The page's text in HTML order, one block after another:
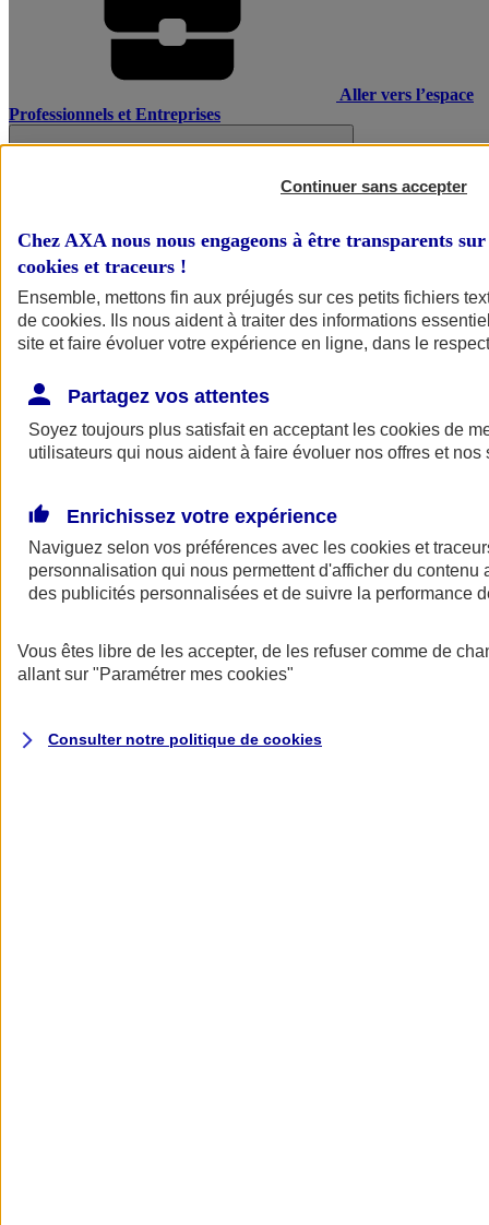
Aller vers l’espace
Professionnels et Entreprises
AXA Assurance
Continuer sans accepter
Chez AXA nous nous engageons à être transparents
cookies et traceurs !
Ensemble, mettons fin aux préjugés sur ces petits fichiers
de cookies. Ils nous aident à traiter des informations
site et faire évoluer votre expérience en ligne, dans le
Partagez vos attentes
Soyez toujours plus satisfait en acceptant les cookies de
utilisateurs qui nous aident à faire évoluer nos offres et nos
Enrichissez votre expérience
Naviguez selon vos préférences avec les cookies et
personnalisation qui nous permettent d'afficher du contenu
des publicités personnalisées et de suivre la performance
Vous êtes libre de les accepter, de les refuser comme de
allant sur "Paramétrer mes cookies"
Consulter notre politique de cookies